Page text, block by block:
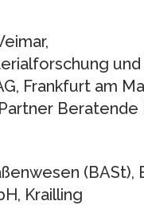
Frankfurt am
(BASt),
Krailling